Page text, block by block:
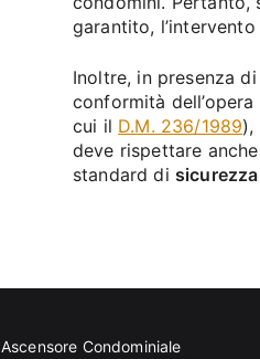
garantito,
Inoltre, in presenza
conformità
cui il D.M. 236/1989),
deve rispettare
standard di
Ascensore Condominiale